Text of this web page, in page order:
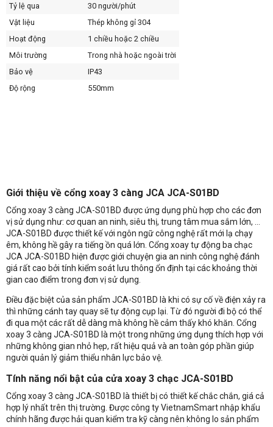
Giới thiệu về cổng xoay 3 càng JCA JCA-S01BD
Cổng xoay 3 càng JCA-S01BD được ứng dụng phù hợp cho các đơn
vị sử dụng như: cơ quan an ninh, siêu thị, trung tâm mua sắm lớn, …
JCA-S01BD được thiết kế với ngôn ngữ công nghệ rất mới lạ chạy
êm, không hề gây ra tiếng ồn quá lớn. Cổng xoay tự động ba chạc
JCA JCA-S01BD hiện được giới chuyện gia an ninh công nghệ đánh
giá rất cao bởi tính kiểm soát lưu thông ổn định tại các khoảng thời
gian cao điểm trong đơn vị sử dụng.
Điều đặc biệt của sản phẩm JCA-S01BD là khi có sự cố về điện xảy ra
thì những cánh tay quay sẽ tự động cụp lại. Từ đó người đi bộ có thể
đi qua một các rất dễ dàng mà không hề cảm thấy khó khăn. Cổng
xoay 3 càng JCA-S01BD là một trong những ứng dụng thích hợp với
những không gian nhỏ hẹp, rất hiệu quả và an toàn góp phần giúp
người quản lý giảm thiểu nhân lực bảo vệ.
Tính năng nổi bật của cửa xoay 3 chạc JCA-S01BD
Cổng xoay 3 càng JCA-S01BD là thiết bị có thiết kế chắc chắn, giá cả
hợp lý nhất trên thị trường. Được công ty VietnamSmart nhập khẩu
chính hãng được hải quan kiểm tra kỹ càng nên không lo sản phẩm
Tỷ lệ qua
30 người/phút
Vật liệu
Thép không gỉ 304
Hoạt động
1 chiều hoặc 2 chiều
Môi trường
Trong nhà hoặc ngoài trời
Bảo vệ
IP43
Độ rộng
550mm